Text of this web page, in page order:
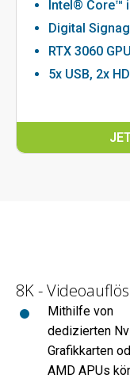
Intel® Core™
Digital
RTX 3060
5x USB, 2x
8K -
Mithilfe von
dedizierten
Grafikkarten
AMD APUs